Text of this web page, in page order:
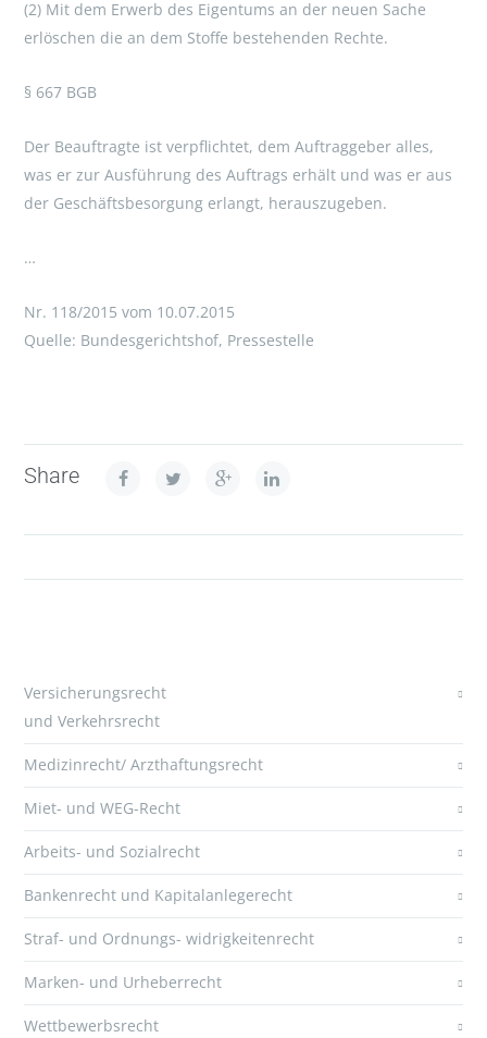
(2) Mit dem Erwerb des Eigentums an der neuen Sache
erlöschen die an dem Stoffe bestehenden Rechte.
§ 667 BGB
Der Beauftragte ist verpflichtet, dem Auftraggeber alles,
was er zur Ausführung des Auftrags erhält und was er aus
der Geschäftsbesorgung erlangt, herauszugeben.
…
Nr. 118/2015 vom 10.07.2015
Quelle: Bundesgerichtshof, Pressestelle
Share
Versicherungsrecht
und Verkehrsrecht
Medizinrecht/ Arzthaftungsrecht
Miet- und WEG-Recht
Arbeits- und Sozialrecht
Bankenrecht und Kapitalanlegerecht
Straf- und Ordnungs- widrigkeitenrecht
Marken- und Urheberrecht
Wettbewerbsrecht